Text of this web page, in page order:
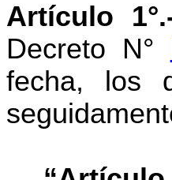
Artículo
Decreto N°
fecha, los